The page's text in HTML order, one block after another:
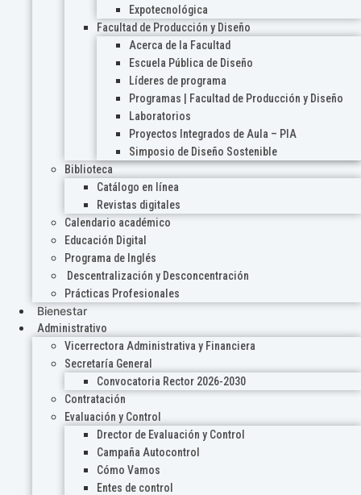
Expotecnológica
Facultad de Producción y Diseño
Acerca de la Facultad
Escuela Pública de Diseño
Líderes de programa
Programas | Facultad de Producción y Diseño
Laboratorios
Proyectos Integrados de Aula – PIA
Simposio de Diseño Sostenible
Biblioteca
Catálogo en línea
Revistas digitales
Calendario académico
Educación Digital
Programa de Inglés
Descentralización y Desconcentración
Prácticas Profesionales
Bienestar
Administrativo
Vicerrectora Administrativa y Financiera
Secretaría General
Convocatoria Rector 2026-2030
Contratación
Evaluación y Control
Drector de Evaluación y Control
Campaña Autocontrol
Cómo Vamos
Entes de control